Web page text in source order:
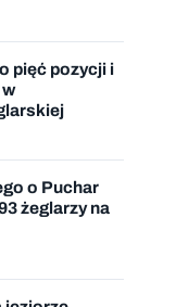
pięć pozycji i
o Puchar
żeglarzy na